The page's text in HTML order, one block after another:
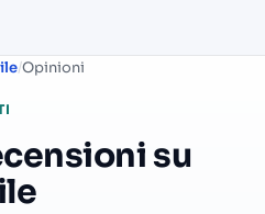
Opinioni
su